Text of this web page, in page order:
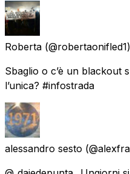
Roberta
Sbaglio o c’è un blackout
l’unica? #infostrada
alessandro sesto